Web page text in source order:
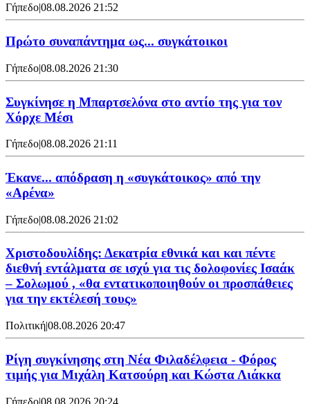
Γήπεδο|08.08.2026 21:52
Πρώτο συναπάντημα ως... συγκάτοικοι
Γήπεδο|08.08.2026 21:30
Συγκίνησε η Μπαρτσελόνα στο αντίο της για τον
Χόρχε Μέσι
Γήπεδο|08.08.2026 21:11
Έκανε... απόδραση η «συγκάτοικος» από την
«Αρένα»
Γήπεδο|08.08.2026 21:02
Χριστοδουλίδης: Δεκατρία εθνικά και και πέντε
διεθνή εντάλματα σε ισχύ για τις δολοφονίες Ισαάκ
– Σολωμού , «θα εντατικοποιηθούν οι προσπάθειες
για την εκτέλεσή τους»
Πολιτική|08.08.2026 20:47
Ρίγη συγκίνησης στη Νέα Φιλαδέλφεια - Φόρος
τιμής για Μιχάλη Κατσούρη και Κώστα Λιάκκα
Γήπεδο|08.08.2026 20:24